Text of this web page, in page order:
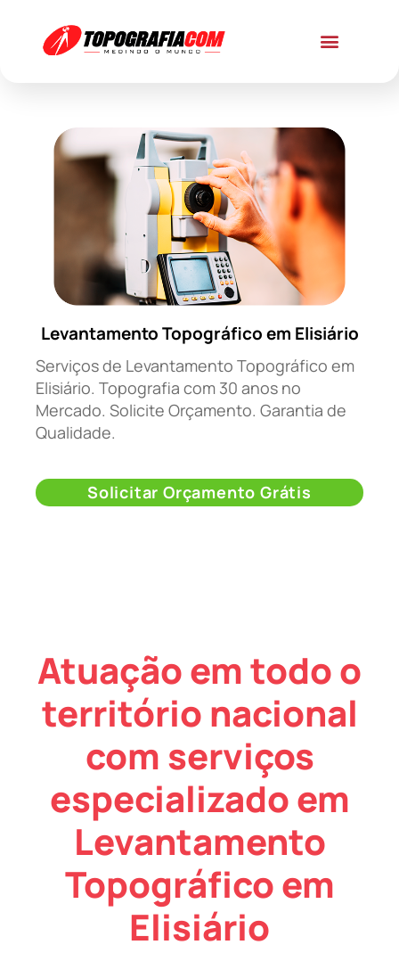
Levantamento Topográfico em Elisiário
Serviços de Levantamento Topográfico em
Elisiário. Topografia com 30 anos no
Mercado. Solicite Orçamento. Garantia de
Qualidade.
Solicitar Orçamento Grátis
Atuação em todo o
território nacional
com serviços
especializado em
Levantamento
Topográfico em
Elisiário